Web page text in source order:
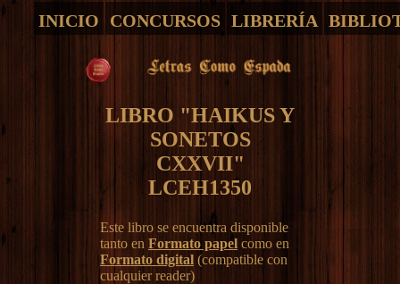
INICIO CONCURSOS LIBRERÍA
LIBRO "HAIKUS Y
SONETOS
CXXVII"
LCEH1350
Este libro se encuentra disponible
tanto en Formato papel como en
Formato digital (compatible con
cualquier reader)